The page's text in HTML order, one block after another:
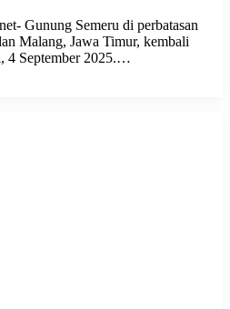
Gunung Semeru di perbatasan
Malang, Jawa Timur, kembali
4 September 2025.…